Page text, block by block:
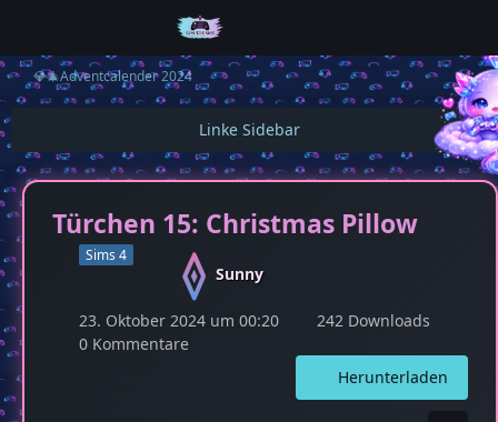
💎🎄Adventcalender 2024
Türchen 15: Christmas Pillow
Sims 4
Sunny
23. Oktober 2024 um 00:20
242 Downloads
0 Kommentare
Herunterladen